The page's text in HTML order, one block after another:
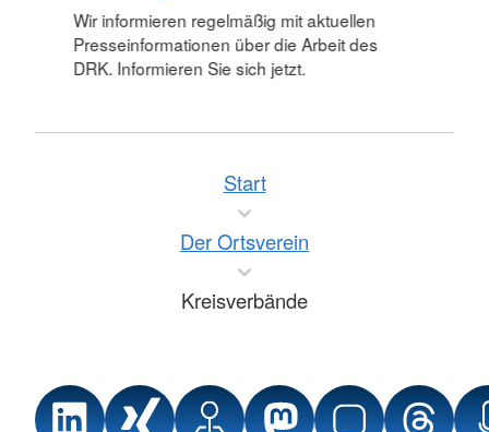
Wir informieren regelmäßig mit aktuellen
Presseinformationen über die Arbeit des
DRK. Informieren Sie sich jetzt.
Start
Der Ortsverein
Kreisverbände